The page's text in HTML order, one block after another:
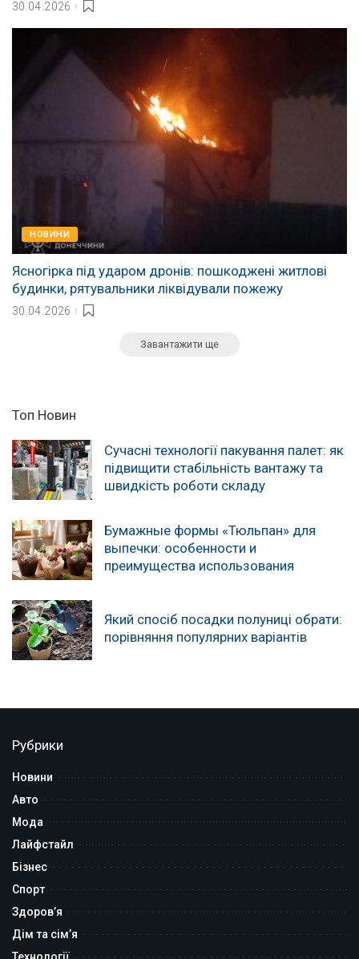
30.04.2026
НОВИНИ
Ясногірка під ударом дронів: пошкоджені житлові
будинки, рятувальники ліквідували пожежу
30.04.2026
Завантажити ще
Топ Новин
Сучасні технології пакування палет: як
підвищити стабільність вантажу та
швидкість роботи складу
Бумажные формы «Тюльпан» для
выпечки: особенности и
преимущества использования
Який спосіб посадки полуниці обрати:
порівняння популярних варіантів
Рубрики
Новини
Авто
Мода
Лайфстайл
Бізнес
Спорт
Здоров’я
Дім та сім’я
Технології